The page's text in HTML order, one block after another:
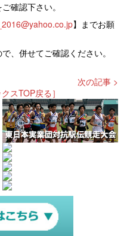
確認下さい。
】までお願
、併せてご確認ください。
次の記事 >
スTOP戻る］